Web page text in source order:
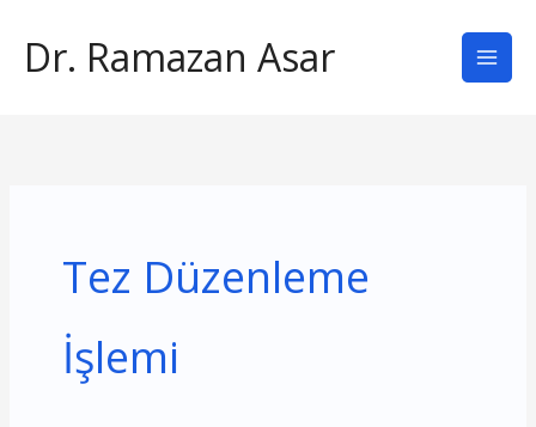
atlaDr. Ramazan Asar
Tez Düzenleme
İşlemi